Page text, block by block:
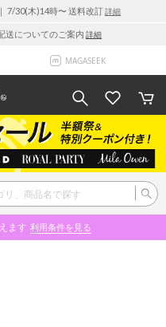
｜ 7/30(木)14時〜 送料改訂詳細
送についてのご案内 詳細
MAGASEEK
ます 利用条件を見る